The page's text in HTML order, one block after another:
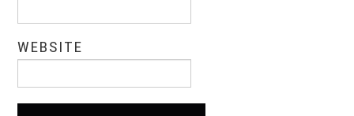
WEBSITE